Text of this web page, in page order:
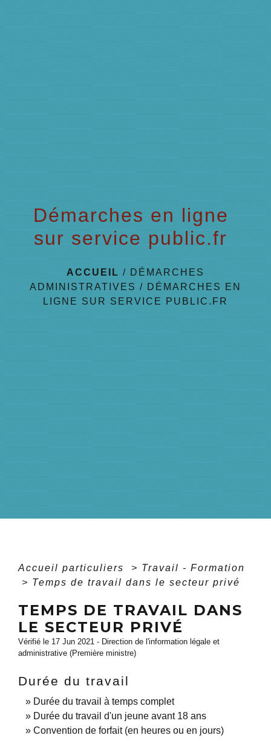
Démarches en ligne
sur service public.fr
ACCUEIL / DÉMARCHES
ADMINISTRATIVES / DÉMARCHES EN
LIGNE SUR SERVICE PUBLIC.FR
Accueil particuliers > Travail - Formation
> Temps de travail dans le secteur privé
TEMPS DE TRAVAIL DANS
LE SECTEUR PRIVÉ
Vérifié le 17 Jun 2021 - Direction de l'information légale et
administrative (Première ministre)
Durée du travail
Durée du travail à temps complet
Durée du travail d'un jeune avant 18 ans
Convention de forfait (en heures ou en jours)